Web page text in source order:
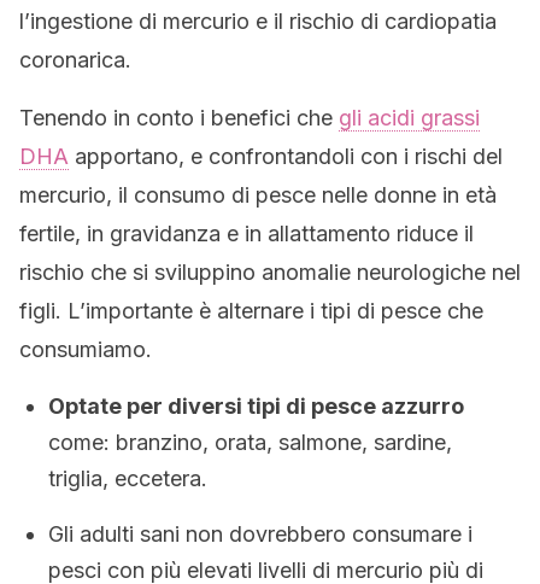
l’ingestione di mercurio e il rischio di cardiopatia
coronarica.
Tenendo in conto i benefici che gli acidi grassi
DHA apportano, e confrontandoli con i rischi del
mercurio, il consumo di pesce nelle donne in età
fertile, in gravidanza e in allattamento riduce il
rischio che si sviluppino anomalie neurologiche nel
figli. L’importante è alternare i tipi di pesce che
consumiamo.
Optate per diversi tipi di pesce azzurro
come: branzino, orata, salmone, sardine,
triglia, eccetera.
Gli adulti sani non dovrebbero consumare i
pesci con più elevati livelli di mercurio più di